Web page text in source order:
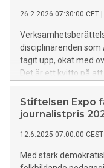
26.2.2026 07:30:00 CET
disciplinärenden
tagit upp, ökat med
Det är ett kvitto på
Advokatsamfundet
tillsynsenheten
Stiftelsen Expo
journalistpris
12.6.2025 07:00:00 CEST
Med stark